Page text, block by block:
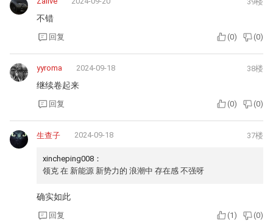
不错
回复 (0) (0)
yyroma 2024-09-18 38楼
继续卷起来
回复 (0) (0)
生查子 2024-09-18 37楼
xincheping008：
领克 在 新能源 新势力的 浪潮中 存在感 不强呀
确实如此
回复 (1 ) (0)